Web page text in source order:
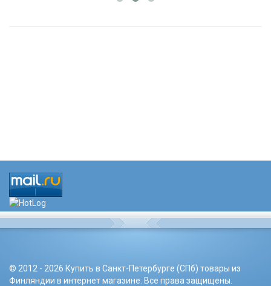
© 2012 - 2026 Купить в Санкт-Петербурге (СПб) товары из
Финляндии в интернет магазине. Все права защищены.